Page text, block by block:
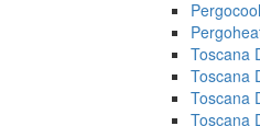
Pergocool
Toscana
Toscana
Toscana
Toscana